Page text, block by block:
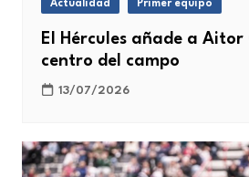
Actualidad Primer equipo
El Hércules añade a Aitor
centro del campo
13/07/2026